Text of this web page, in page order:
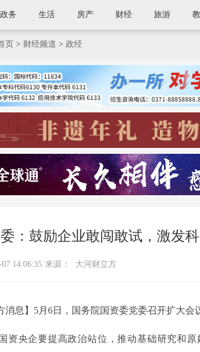
政务 生活 房产 财经 旅游
页 > 财经频道 > 政经
：鼓励企业敢闯敢试，激发
14:06:35 来源： 大河财立方
消息】5月6日，国务院国资委党委召开扩大会
资央企要提高政治站位，推动基础研究和